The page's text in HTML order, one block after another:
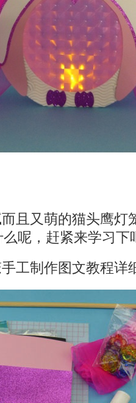
且又萌的猫头鹰灯
呢，赶紧来学习下
工制作图文教程详